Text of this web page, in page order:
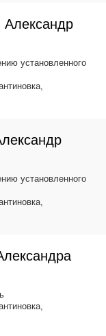
Александр
установленного
установленного